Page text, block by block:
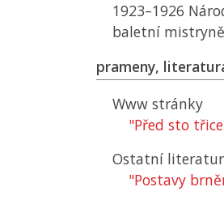
1923–1926
baletní
prameny,
Www stránky
"Před sto
Ostatní
"Postavy